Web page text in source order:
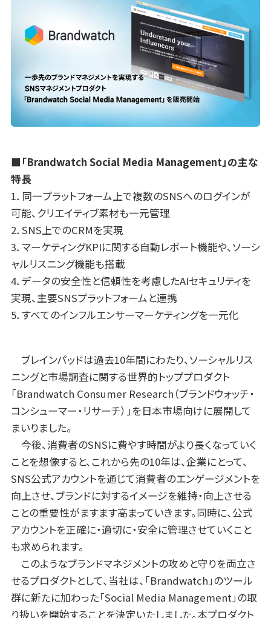
■「Brandwatch Social Media Management」の主な
特長
1．同一プラットフォーム上で複数のSNSへのログインが
可能、クリエイティブ素材も一元管理
2．SNS上でのCRMを実現
3．マーケティングKPIに関する自動レポート機能や、ソーシ
ャルリスニング機能も搭載
4．データの安全性と信頼性を考慮したAIセキュリティを
実現、主要SNSプラットフォームと連携
5．すべてのインフルエンサーマーケティングを一元化
ブレインパッドは過去10年間にわたり、ソーシャルリス
ニングと市場調査に関する世界的トッププロダクト
「Brandwatch Consumer Research（ブランドウォッチ・
コンシューマー・リサーチ）」を日本市場向けに展開して
まいりました。
今後、消費者のSNSに費やす時間がより長くなっていく
ことを想像すると、これから先の10年は、企業にとって、
SNS公式アカウントを通じて消費者のエンゲージメントを
向上させ、ブランドに対するイメージを維持・向上させる
ことの重要性がますます高まっていきます。同時に、公式
アカウントを正確に・適切に・安全に管理させていくこと
も求められます。
このようなブランドマネジメントの攻めと守りを両立さ
せるプロダクトとして、当社は、「Brandwatch」のツール
群に新たに加わった「Social Media Management」の取
り扱いを開始することを決定いたしました。本プロダクト